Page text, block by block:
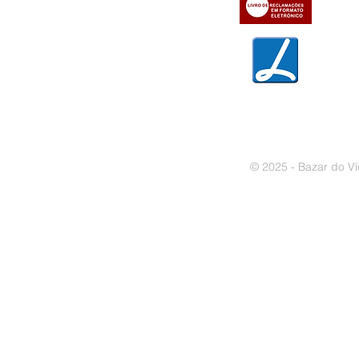
© 2025 - Bazar do